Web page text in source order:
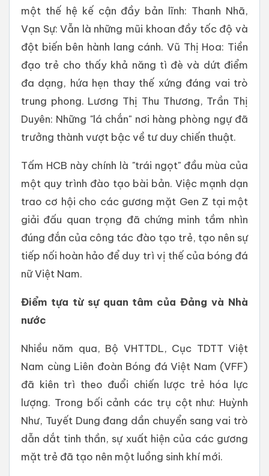
một thế hệ kế cận đầy bản lĩnh: Thanh Nhã,
Vạn Sự: Vẫn là những mũi khoan đầy tốc độ và
đột biến bên hành lang cánh. Vũ Thị Hoa: Tiền
đạo trẻ cho thấy khả năng tì đè và dứt điểm
đa dạng, hứa hẹn thay thế xứng đáng vai trò
trung phong. Lương Thị Thu Thương, Trần Thị
Duyên: Những "lá chắn" nơi hàng phòng ngự đã
trưởng thành vượt bậc về tư duy chiến thuật.
Tấm HCB này chính là "trái ngọt" đầu mùa của
một quy trình đào tạo bài bản. Việc mạnh dạn
trao cơ hội cho các gương mặt Gen Z tại một
giải đấu quan trọng đã chứng minh tầm nhìn
đúng đắn của công tác đào tạo trẻ, tạo nên sự
tiếp nối hoàn hảo để duy trì vị thế của bóng đá
nữ Việt Nam.
Điểm tựa từ sự quan tâm của Đảng và Nhà
nước
Nhiều năm qua, Bộ VHTTDL, Cục TDTT Việt
Nam cùng Liên đoàn Bóng đá Việt Nam (VFF)
đã kiên trì theo đuổi chiến lược trẻ hóa lực
lượng. Trong bối cảnh các trụ cột như: Huỳnh
Như, Tuyết Dung đang dần chuyển sang vai trò
dẫn dắt tinh thần, sự xuất hiện của các gương
mặt trẻ đã tạo nên một luồng sinh khí mới.